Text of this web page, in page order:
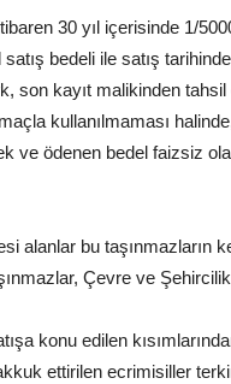
30 yıl içerisinde 1/
bedeli ile satış
son kayıt malikinden
kullanılmaması
ve ödenen bedel faizsiz
alanlar bu taşınmazların
Çevre ve Şehircilik
konu edilen
ettirilen ecrimisiller